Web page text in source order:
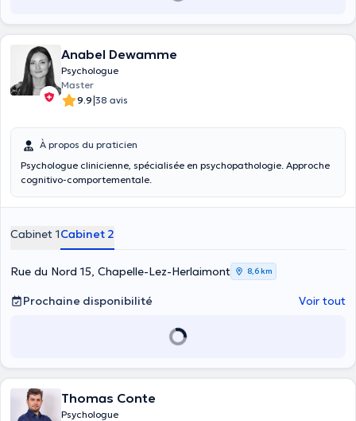
Anabel Dewamme
Psychologue
Master
9.9|38 avis
À propos du praticien
Psychologue clinicienne, spécialisée en psychopathologie. Approche
cognitivo-comportementale.
Cabinet 1Cabinet 2
Rue du Nord 15, Chapelle-Lez-Herlaimont 8,6 km
Prochaine disponibilité Voir tout
Thomas Conte
Psychologue